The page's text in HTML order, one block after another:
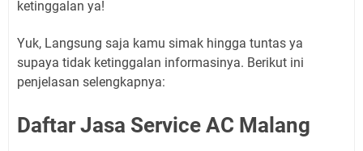
ketinggalan ya!
Yuk, Langsung saja kamu simak hingga tuntas ya
supaya tidak ketinggalan informasinya. Berikut ini
penjelasan selengkapnya:
Daftar Jasa Service AC Malang